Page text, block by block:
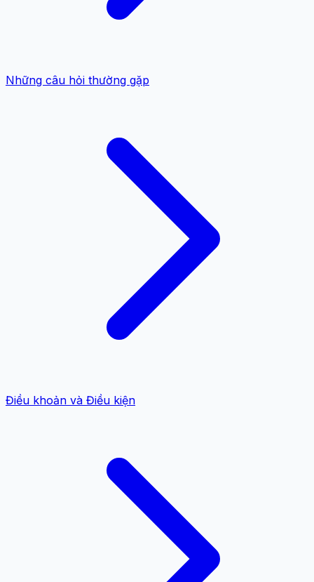
Những câu hỏi thường gặp
Điều khoản và Điều kiện